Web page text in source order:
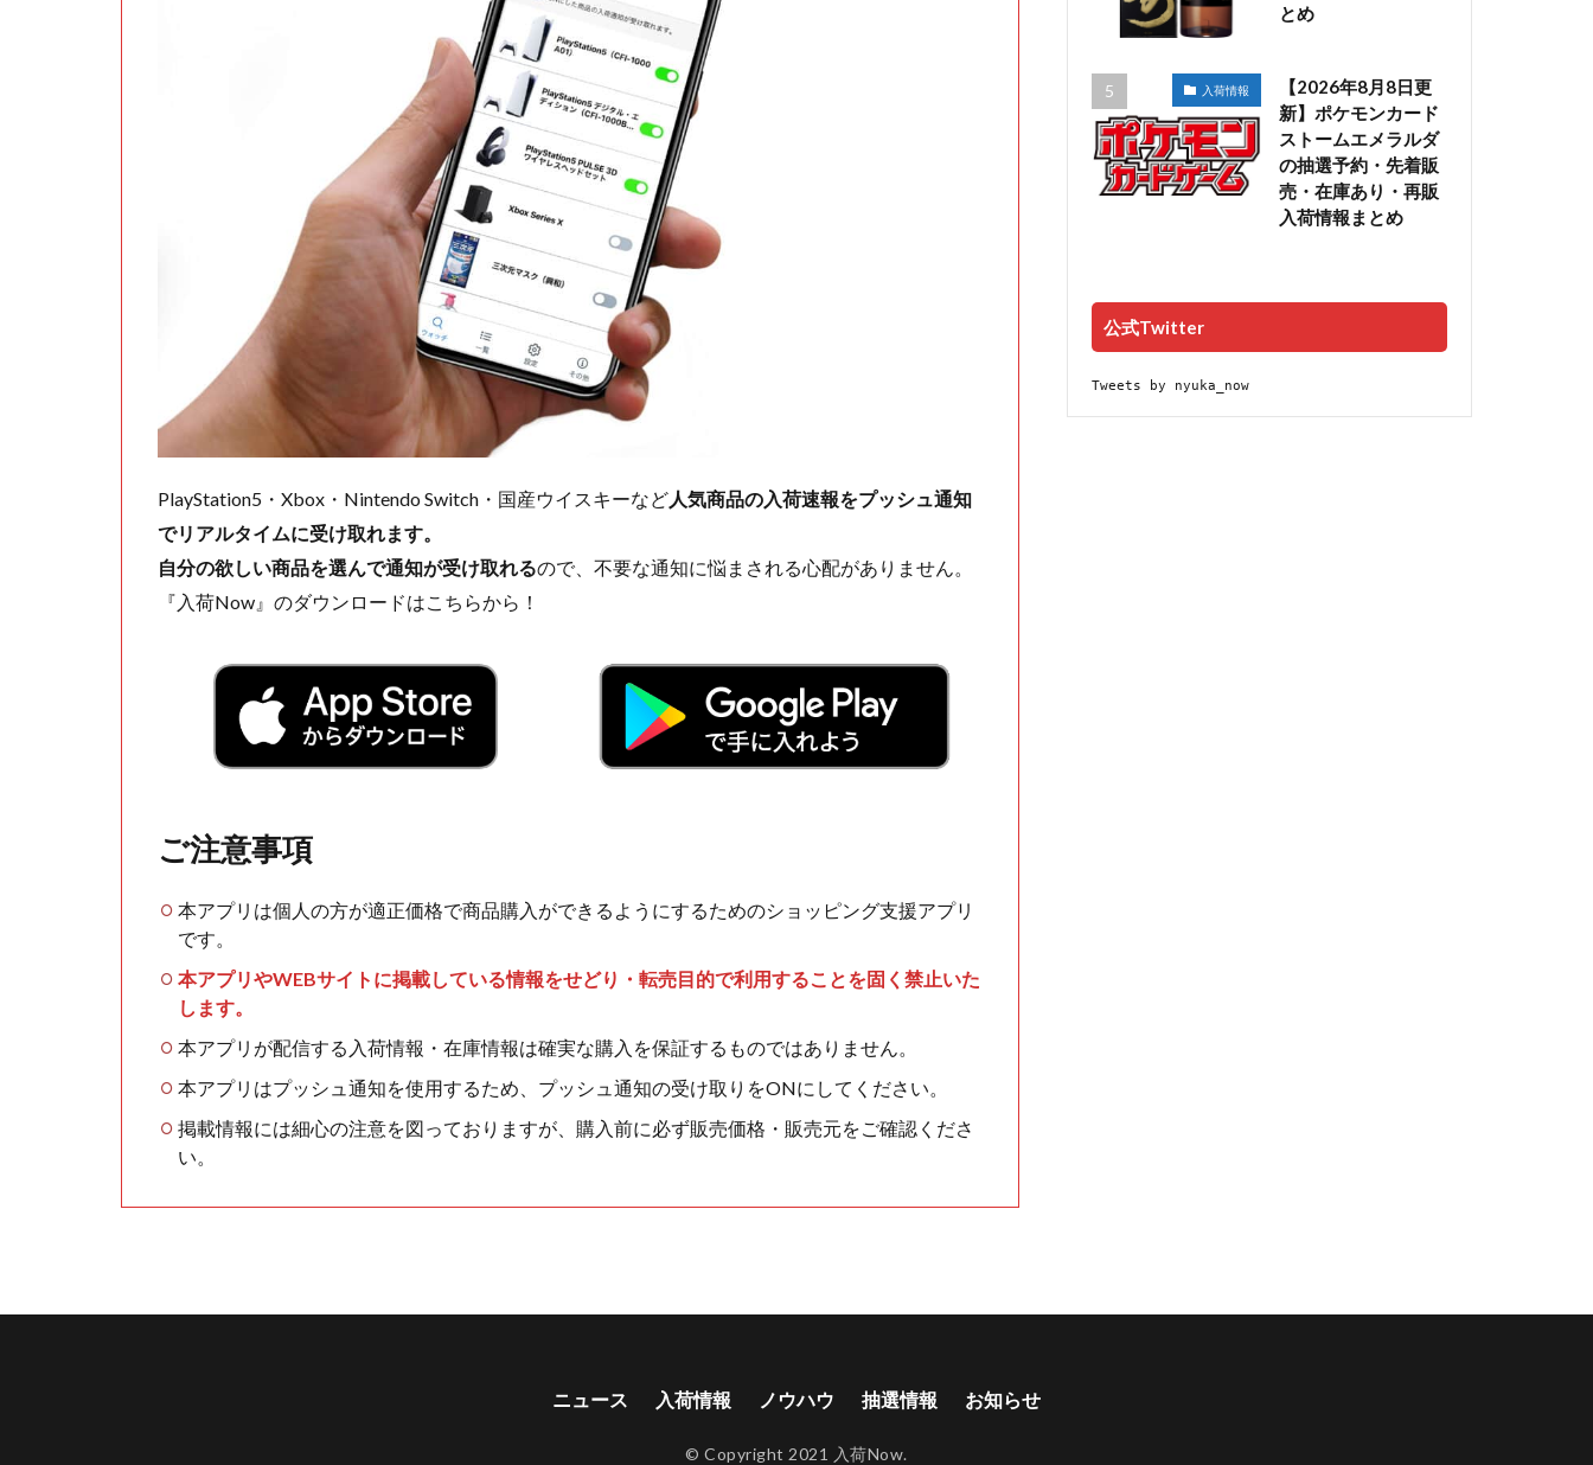
PlayStation5・Xbox・Nintendo Switch・国産ウイスキーなど人気商品の入荷速報をプッシュ通知
でリアルタイムに受け取れます。
自分の欲しい商品を選んで通知が受け取れるので、不要な通知に悩まされる心配がありません。
『入荷Now』のダウンロードはこちらから！
ご注意事項
本アプリは個人の方が適正価格で商品購入ができるようにするためのショッピング支援アプリ
です。
本アプリやWEBサイトに掲載している情報をせどり・転売目的で利用することを固く禁止いた
します。
本アプリが配信する入荷情報・在庫情報は確実な購入を保証するものではありません。
本アプリはプッシュ通知を使用するため、プッシュ通知の受け取りをONにしてください。
掲載情報には細心の注意を図っておりますが、購入前に必ず販売価格・販売元をご確認くださ
い。
とめ
入荷情報
【2026年8月8日更
新】ポケモンカード
ストームエメラルダ
の抽選予約・先着販
売・在庫あり・再販
入荷情報まとめ
公式Twitter
Tweets by nyuka_now
ニュース 入荷情報 ノウハウ 抽選情報 お知らせ
© Copyright 2021 入荷Now.